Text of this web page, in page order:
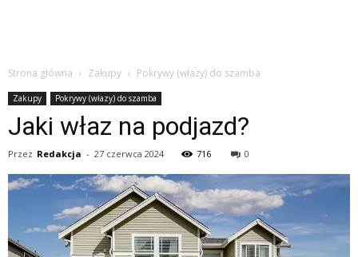
Strona główna Zakupy Pokrywy (włazy) do szamba
Zakupy Pokrywy (włazy) do szamba
Jaki właz na podjazd?
Przez Redakcja - 27 czerwca 2024 716 0